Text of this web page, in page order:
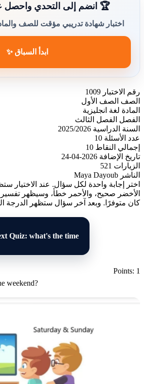
🏆 انضم إلى التحدي واحصل
اختبار شهادة تدريبي مؤقت للصف
ابدأ السباق ✨
رقم الاختبار 1009
الصف
الصف الأول
المادة لغة انجليزية
الفصل
الفصل الثالث
السنة الدراسية 2025/2026
عدد الأسئلة 10
إجمالي النقاط 10
تاريخ الإضافة 2026-04-24
الزيارات
521
الناشر Maya Dayoub
اختر إجابة واحدة لكل سؤال. عند الاختيار
الأخضر صحيح، والأحمر خطأ، وسيظهر تفسير
كان متوفرًا. وبعد آخر سؤال ستظهر الدرجة
Quiz: what's the time
Points: 1
weekend?